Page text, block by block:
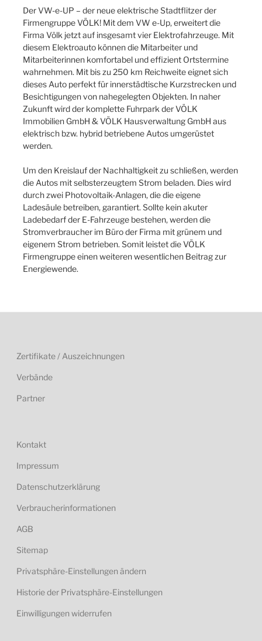
Der VW-e-UP – der neue elektrische Stadtflitzer der
Firmengruppe VÖLK! Mit dem VW e-Up, erweitert die
Firma Völk jetzt auf insgesamt vier Elektrofahrzeuge. Mit
diesem Elektroauto können die Mitarbeiter und
Mitarbeiterinnen komfortabel und effizient Ortstermine
wahrnehmen. Mit bis zu 250 km Reichweite eignet sich
dieses Auto perfekt für innerstädtische Kurzstrecken und
Besichtigungen von nahegelegten Objekten. In naher
Zukunft wird der komplette Fuhrpark der VÖLK
Immobilien GmbH & VÖLK Hausverwaltung GmbH aus
elektrisch bzw. hybrid betriebene Autos umgerüstet
werden.
Um den Kreislauf der Nachhaltigkeit zu schließen, werden
die Autos mit selbsterzeugtem Strom beladen. Dies wird
durch zwei Photovoltaik-Anlagen, die die eigene
Ladesäule betreiben, garantiert. Sollte kein akuter
Ladebedarf der E-Fahrzeuge bestehen, werden die
Stromverbraucher im Büro der Firma mit grünem und
eigenem Strom betrieben. Somit leistet die VÖLK
Firmengruppe einen weiteren wesentlichen Beitrag zur
Energiewende.
Zertifikate / Auszeichnungen
Verbände
Partner
Kontakt
Impressum
Datenschutzerklärung
Verbraucherinformationen
AGB
Sitemap
Privatsphäre-Einstellungen ändern
Historie der Privatsphäre-Einstellungen
Einwilligungen widerrufen